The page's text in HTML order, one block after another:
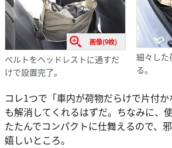
画像(9枚)
ベルトをヘッドレストに通すだ
けで設置完了。
細々した
る。
コレ1つで「車内が荷物だらけで片付
も解消してくれるはずだ。ちなみに、
たたんでコンパクトに仕舞えるので、
嬉しいところ。